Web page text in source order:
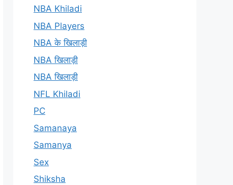
NBA Khiladi
NBA Players
NBA के खिलाड़ी
NBA खिलाड़ी
NBA खिलाड़ी
NFL Khiladi
PC
Samanaya
Samanya
Sex
Shiksha